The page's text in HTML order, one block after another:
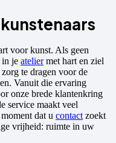
voor kunst. Als geen
in je ateliermet hart en ziel
te dragen voor de
Vanuit die ervaring
onze brede klantenkring
service maakt veel
dat u contact zoekt
vrijheid: ruimte in uw